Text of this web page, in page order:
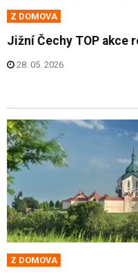
Z DOMOVA
Jižní Čechy TOP akce
28. 05. 2026
Z DOMOVA